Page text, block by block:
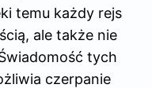
temu każdy rejs
ale także nie
tych
czerpanie